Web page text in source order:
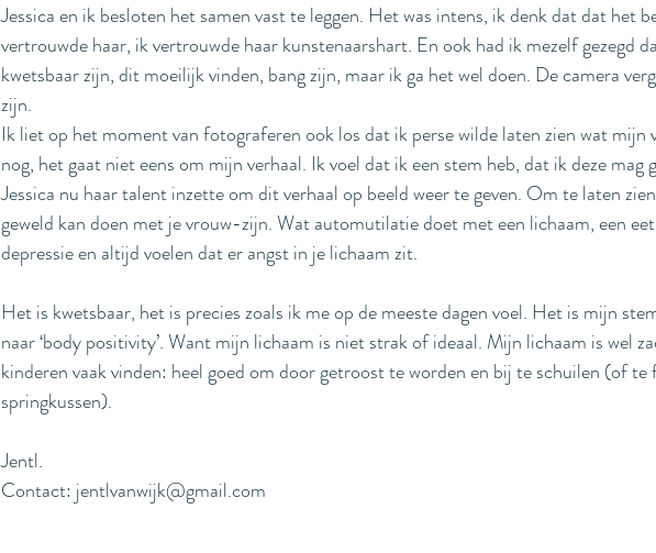
Jessica en ik besloten het samen vast te leggen. Het was intens, ik denk dat dat het
vertrouwde haar, ik vertrouwde haar kunstenaarshart. En ook had ik mezelf gezegd
kwetsbaar zijn, dit moeilijk vinden, bang zijn, maar ik ga het wel doen. De camera
zijn.
Ik liet op het moment van fotograferen ook los dat ik perse wilde laten zien wat mijn
nog, het gaat niet eens om mijn verhaal. Ik voel dat ik een stem heb, dat ik deze mag
Jessica nu haar talent inzette om dit verhaal op beeld weer te geven. Om te laten
geweld kan doen met je vrouw-zijn. Wat automutilatie doet met een lichaam, een
depressie en altijd voelen dat er angst in je lichaam zit.
Het is kwetsbaar, het is precies zoals ik me op de meeste dagen voel. Het is mijn
naar ‘body positivity’. Want mijn lichaam is niet strak of ideaal. Mijn lichaam is wel
kinderen vaak vinden: heel goed om door getroost te worden en bij te schuilen (of te
springkussen).
Jentl.
Contact: jentlvanwijk@gmail.com